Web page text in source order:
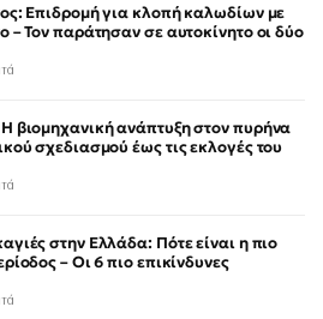
Επιδρομή για κλοπή καλωδίων με
– Τον παράτησαν σε αυτοκίνητο οι δύο
βιομηχανική ανάπτυξη στον πυρήνα
σχεδιασμού έως τις εκλογές του
στην Ελλάδα: Πότε είναι η πιο
– Οι 6 πιο επικίνδυνες